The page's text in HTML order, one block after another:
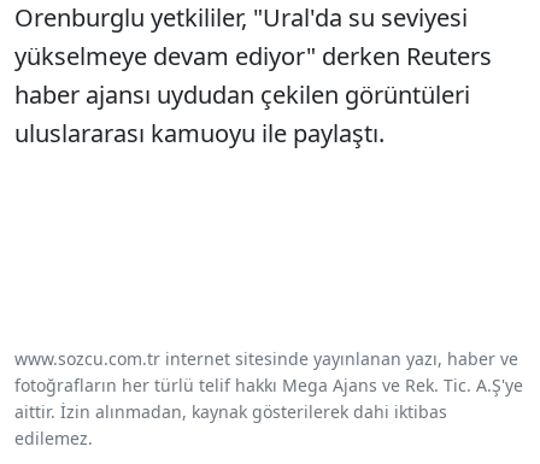
Orenburglu yetkililer, "Ural'da su seviyesi
yükselmeye devam ediyor" derken Reuters
haber ajansı uydudan çekilen görüntüleri
uluslararası kamuoyu ile paylaştı.
www.sozcu.com.tr internet sitesinde yayınlanan yazı, haber ve
fotoğrafların her türlü telif hakkı Mega Ajans ve Rek. Tic. A.Ş'ye
aittir. İzin alınmadan, kaynak gösterilerek dahi iktibas
edilemez.